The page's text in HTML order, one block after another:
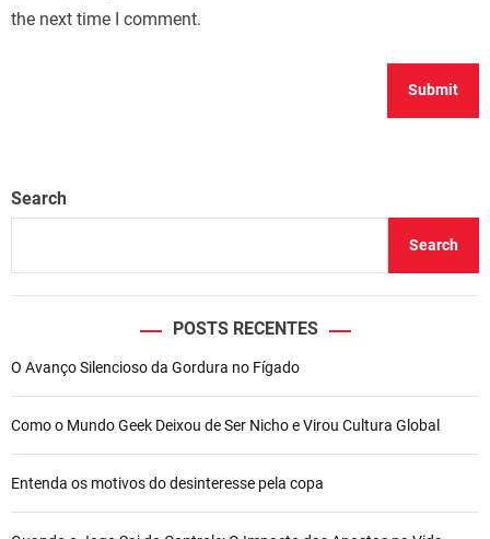
the next time I comment.
Search
Search
POSTS RECENTES
O Avanço Silencioso da Gordura no Fígado
Como o Mundo Geek Deixou de Ser Nicho e Virou Cultura Global
Entenda os motivos do desinteresse pela copa